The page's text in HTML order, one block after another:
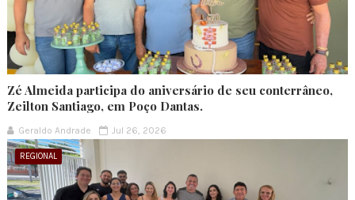
Zé Almeida participa do aniversário de seu conterrâneo,
Zeilton Santiago, em Poço Dantas.
Geraldo Andrade Jul 26, 2026
REGIONAL